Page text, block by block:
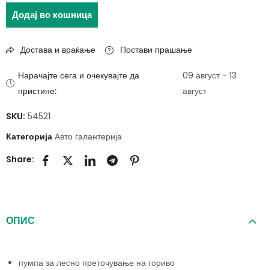
Додај во кошница
Достава и враќање Постави прашање
Нарачајте сега и очекувајте да
пристине:
09 август - 13
август
SKU: 54521
Категорија Авто галантерија
Share:
ОПИС
пумпа за лесно преточување на гориво